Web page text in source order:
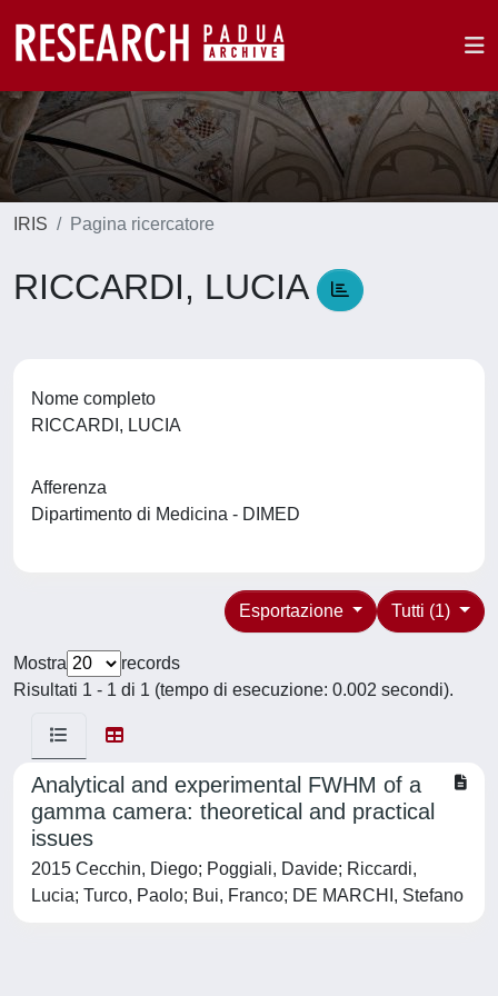
IRIS Pagina ricercatore
RICCARDI, LUCIA
Nome completo
RICCARDI, LUCIA
Afferenza
Dipartimento di Medicina - DIMED
Tutti (1)
Esportazione
Mostra
records
Risultati 1 - 1 di 1 (tempo di esecuzione: 0.002 secondi).
Analytical and experimental FWHM of a
gamma camera: theoretical and practical
issues
2015 Cecchin, Diego; Poggiali, Davide; Riccardi,
Lucia; Turco, Paolo; Bui, Franco; DE MARCHI, Stefano